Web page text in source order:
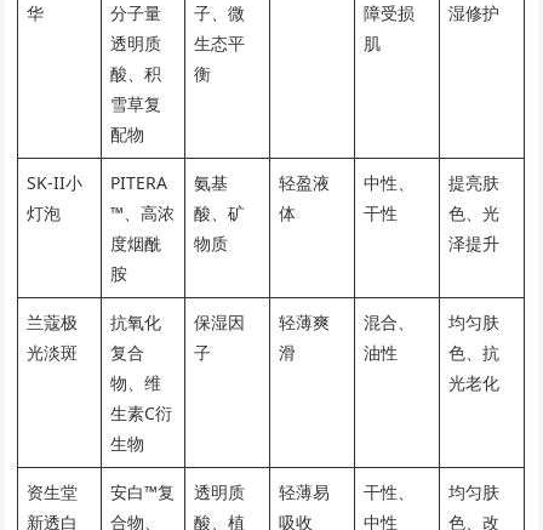
华
分子量
透明质
酸、积
雪草复
配物
子、微
生态平
衡
障受损
肌
湿修护
SK-II小
灯泡
PITERA
™、高浓
度烟酰
胺
氨基
酸、矿
物质
轻盈液
体
中性、
干性
提亮肤
色、光
泽提升
兰蔻极
光淡斑
抗氧化
复合
物、维
生素C衍
生物
保湿因
子
轻薄爽
滑
混合、
油性
均匀肤
色、抗
光老化
资生堂
新透白
安白™复
合物、
透明质
酸、植
轻薄易
吸收
干性、
中性
均匀肤
色、改